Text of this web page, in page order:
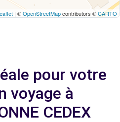
| ©OpenStreetMapcontributors ©CARTO
pour votre
voyage à
CEDEX